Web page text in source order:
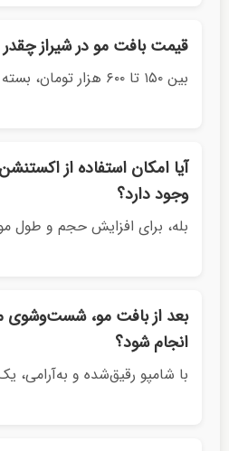
قیمت بافت مو در شیراز
بین ۱۵۰ تا ۶۰۰ هزار تومان، بسته به مدل و مرکز.
آیا امکان استفاده از
وجود دارد؟
بله، برای افزایش حجم و طول
بعد از بافت مو، شست‌وشوی
انجام شود؟
با شامپو رقیق‌شده و به‌آرامی،